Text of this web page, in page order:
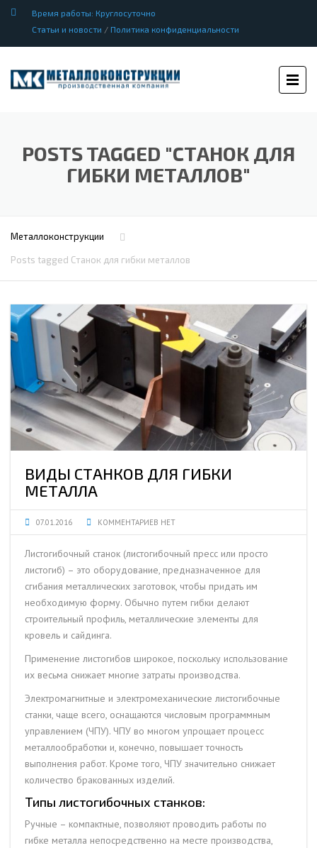
Время работы: Круглосуточно
Статьи и новости / Политика конфиденциальности
POSTS TAGGED "СТАНОК ДЛЯ
ГИБКИ МЕТАЛЛОВ"
Металлоконструкции
Posts tagged Станок для гибки металлов
ВИДЫ СТАНКОВ ДЛЯ ГИБКИ
МЕТАЛЛА
07.01.2016 КОММЕНТАРИЕВ НЕТ
Листогибочный станок (листогибочный пресс или просто
листогиб) – это оборудование, предназначенное для
сгибания металлических заготовок, чтобы придать им
необходимую форму. Обычно путем гибки делают
строительный профиль, металлические элементы для
кровель и сайдинга.
Применение листогибов широкое, поскольку использование
их весьма снижает многие затраты производства.
Электромагнитные и электромеханические листогибочные
станки, чаще всего, оснащаются числовым программным
управлением (ЧПУ). ЧПУ во многом упрощает процесс
металлообработки и, конечно, повышает точность
выполнения работ. Кроме того, ЧПУ значительно снижает
количество бракованных изделий.
Типы листогибочных станков:
Ручные – компактные, позволяют проводить работы по
гибке металла непосредственно на месте производства,